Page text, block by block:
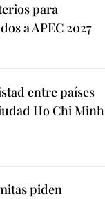
para
a APEC 2027
entre países
Ho Chi Minh
piden